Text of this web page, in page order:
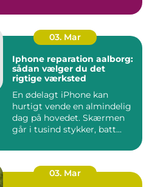
03. Mar
Iphone reparation aalborg:
sådan vælger du det
rigtige værksted
En ødelagt iPhone kan
hurtigt vende en almindelig
dag på hovedet. Skærmen
går i tusind stykker, batt...
03. Mar